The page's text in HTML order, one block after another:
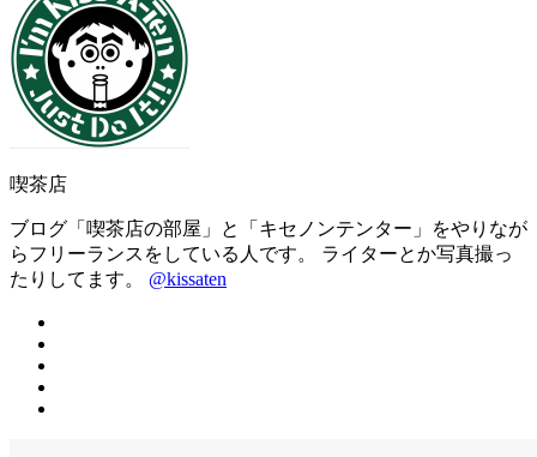
喫茶店
ブログ「喫茶店の部屋」と「キセノンテンター」をやりなが
らフリーランスをしている人です。 ライターとか写真撮っ
たりしてます。 @kissaten